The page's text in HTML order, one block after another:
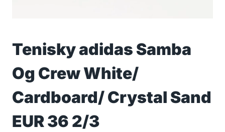
Tenisky adidas Samba
Og Crew White/
Cardboard/ Crystal Sand
EUR 36 2/3